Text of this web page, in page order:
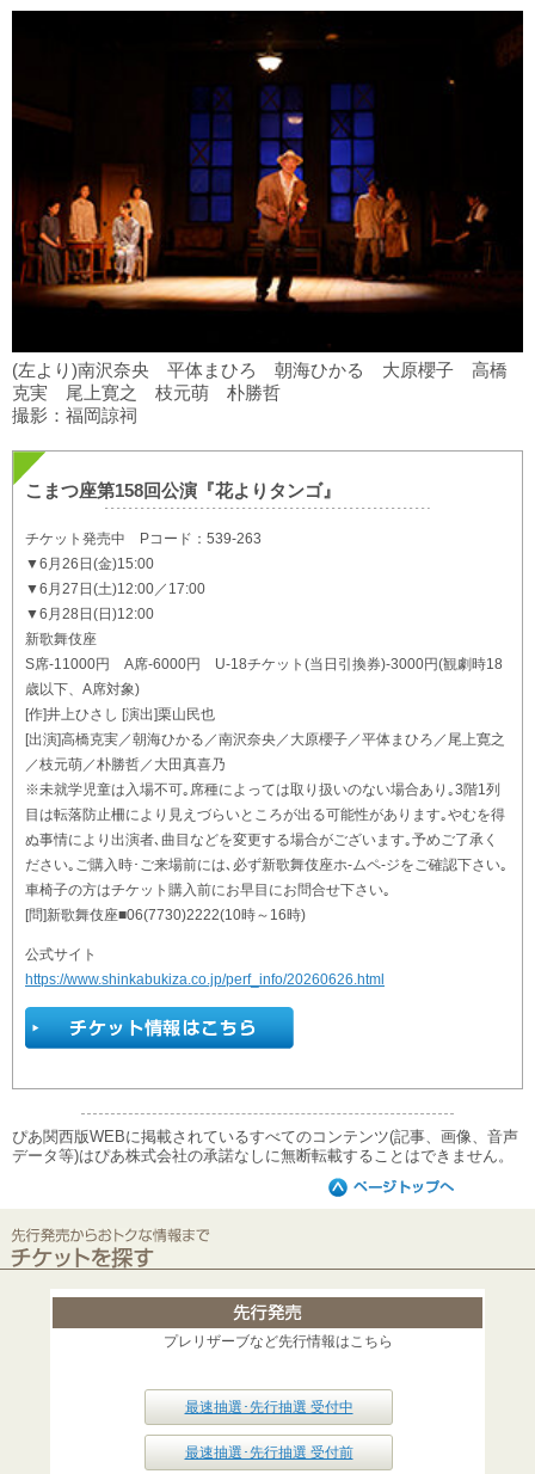
(左より)南沢奈央 平体まひろ 朝海ひかる 大原櫻子 高橋
克実 尾上寛之 枝元萌 朴勝哲
撮影：福岡諒祠
こまつ座第158回公演『花よりタンゴ』
チケット発売中 Pコード：539-263
▼6月26日(金)15:00
▼6月27日(土)12:00／17:00
▼6月28日(日)12:00
新歌舞伎座
S席-11000円 A席-6000円 U-18チケット(当日引換券)-3000円(観劇時18
歳以下、A席対象)
[作]井上ひさし [演出]栗山民也
[出演]高橋克実／朝海ひかる／南沢奈央／大原櫻子／平体まひろ／尾上寛之
／枝元萌／朴勝哲／大田真喜乃
※未就学児童は入場不可｡席種によっては取り扱いのない場合あり｡3階1列
目は転落防止柵により見えづらいところが出る可能性があります｡やむを得
ぬ事情により出演者､曲目などを変更する場合がございます｡予めご了承く
ださい｡ご購入時･ご来場前には､必ず新歌舞伎座ホ-ムペ-ジをご確認下さい｡
車椅子の方はチケット購入前にお早目にお問合せ下さい｡
[問]新歌舞伎座■06(7730)2222(10時～16時)
公式サイト
https://www.shinkabukiza.co.jp/perf_info/20260626.html
ぴあ関西版WEBに掲載されているすべてのコンテンツ(記事、画像、音声
データ等)はぴあ株式会社の承諾なしに無断転載することはできません。
プレリザーブなど先行情報はこちら
最速抽選･先行抽選 受付中
最速抽選･先行抽選 受付前